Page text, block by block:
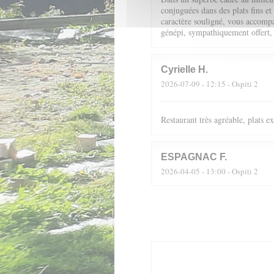
conjuguées dans des plats fins
caractère souligné, vous
génépi, sympathiquement
Cyrielle H
2026-07-09 - 12:15 - Ospiti 2
Restaurant très agréable, plats
ESPAGNAC F
2026-04-05 - 13:00 - Ospiti 2